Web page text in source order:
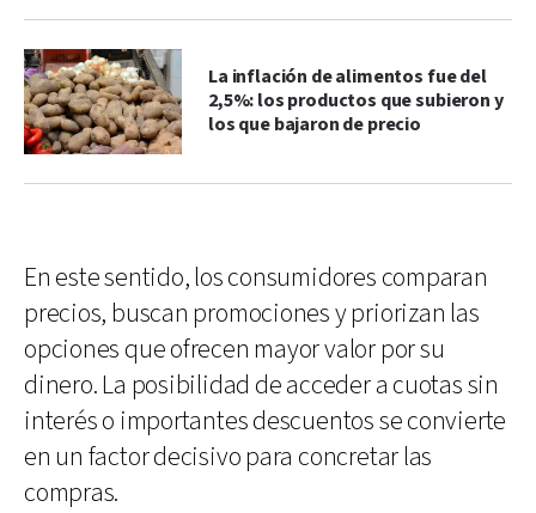
La inflación de alimentos fue del
2,5%: los productos que subieron y
los que bajaron de precio
En este sentido, los consumidores comparan
precios, buscan promociones y priorizan las
opciones que ofrecen mayor valor por su
dinero. La posibilidad de acceder a cuotas sin
interés o importantes descuentos se convierte
en un factor decisivo para concretar las
compras.